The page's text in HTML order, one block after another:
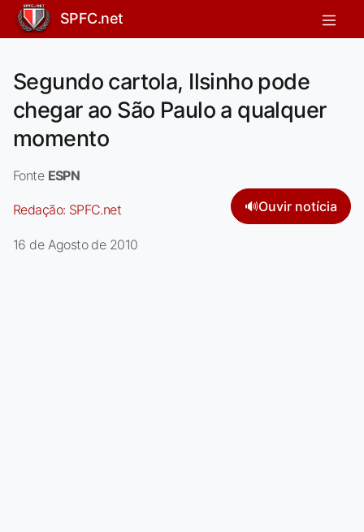
SPFC.net
Segundo cartola, Ilsinho pode
chegar ao São Paulo a qualquer
momento
Fonte ESPN
Redação: SPFC.net 🔊Ouvir notícia
16 de Agosto de 2010